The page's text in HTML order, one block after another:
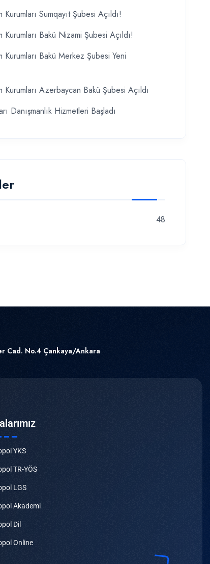
Sumqayıt Şubesi Açıldı!
Bakü Nizami Şubesi Açıldı!
Kurumları Bakü Merkez Şubesi Yeni
Azerbaycan Bakü Şubesi Açıldı
Danışmanlık Hizmetleri Başladı
48
Cad. No.4 Çankaya/Ankara
YKS
TR-YÖS
LGS
Akademi
Dil
Online